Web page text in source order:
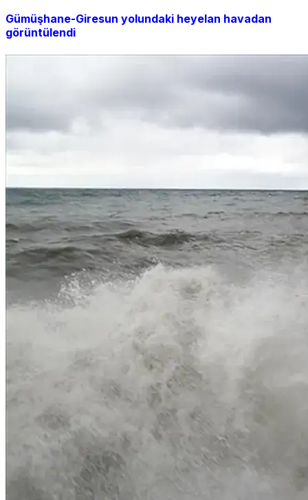
Gümüşhane-Giresun yolundaki heyelan havadan
görüntülendi